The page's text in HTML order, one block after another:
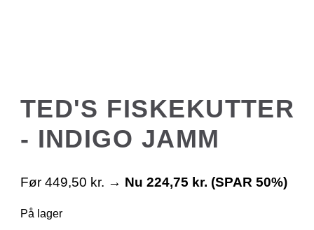
TED'S FISKEKUTTER
- INDIGO JAMM
Før 449,50 kr. → Nu 224,75 kr. (SPAR 50%)
På lager